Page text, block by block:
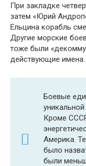
При закладке
затем «Юрий
Ельцина корабль
Другие морские
тоже были
действующие имена.
Боевые
Кроме
Америка.
было
были